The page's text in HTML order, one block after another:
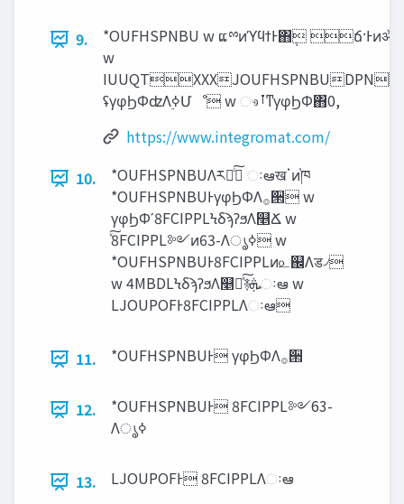
9.
*OUFHSPNBU w ແྉͷϓϥϯͰ΋݄ ճ·Ͱͷॲཧ
w
IUUQTXXXJOUFHSPNBUDPN
ʢγφϦΦʣΛ࣮ߦՄೳ w ෳࡶͳγφϦΦ΋0,
https://www.integromat.com/
10.
*OUFHSPNBUΛར༻ͨ͠ ઃఆखॱͷ֓ཁ
*OUFHSPNBUͰγφϦΦΛ࡞੒ w
γφϦΦʹ8FCIPPLϞδϡʔϧΛ௥Ճ w
ͯ͠8FCIPPL༻ͷ63-Λൃߦ w
*OUFHSPNBUͰ8FCIPPLͷ௨஌Λड৴
w 4MBDLϞδϡʔϧΛ௥Ճͯ͠࿈‫ܞ‬ઃఆ w
LJOUPOFͰ8FCIPPLΛઃఆ
11. *OUFHSPNBUͰ γφϦΦΛ࡞੒
12.
*OUFHSPNBUͰ 8FCIPPL༻63-
Λൃߦ
13. LJOUPOFͰ 8FCIPPLΛઃఆ